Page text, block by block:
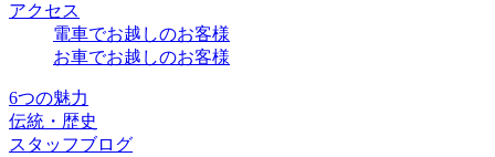
アクセス
電車でお越しのお客様
お車でお越しのお客様
6つの魅力
伝統・歴史
スタッフブログ